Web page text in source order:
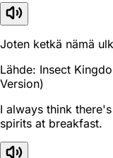
Joten ketkä nämä
Lähde: Insect
Version)
I always think
spirits at breakfast.